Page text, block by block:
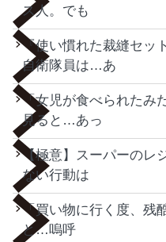
ス人。でも
『使い慣れた裁縫セッ
自衛隊員は…あ
「女児が食べられたみ
見ると…あっ
【極意】スーパーのレ
ない行動は
「買い物に行く度、残
と…嗚呼